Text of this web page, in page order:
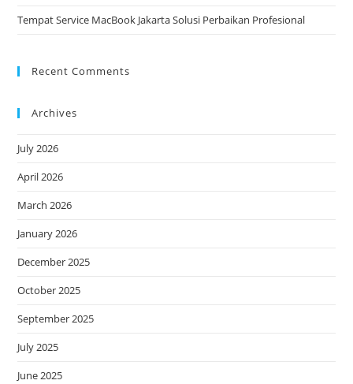
Tempat Service MacBook Jakarta Solusi Perbaikan Profesional
Recent Comments
Archives
July 2026
April 2026
March 2026
January 2026
December 2025
October 2025
September 2025
July 2025
June 2025